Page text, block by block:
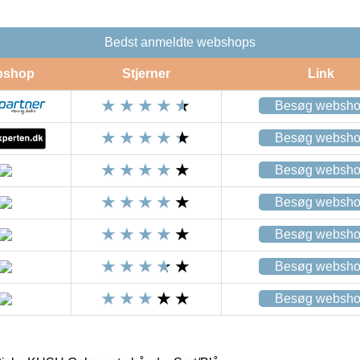
Bedst anmeldte webshops
Stjerner Link
Besøg
Besøg
Besøg
Besøg
Besøg
Besøg
Besøg